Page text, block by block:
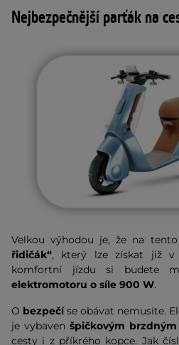
Nejbezpečnější parťák na
Velkou výhodou je, že na
řidičák“, který lze získat již v
komfortní jízdu si budete
elektromotoru o síle 900 W.
O bezpečíse obávat nemusíte.
je vybaven špičkovým
cesty i z příkrého kopce. Jak